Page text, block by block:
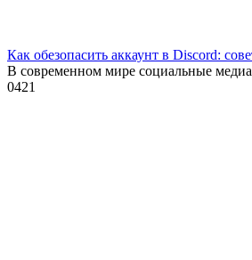
Как обезопасить аккаунт в Discord:
В современном мире социальные
0421